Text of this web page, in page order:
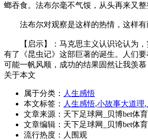
螂吞食。法布尔毫不气馁，从头再来又整
法布尔对观察是这样的热情，这样有
【启示】：马克思主义认识论认为，
有了《昆虫记》这部巨著的诞生。人们
可能一帆风顺，成功的结果固然让我羡
关于本文
属于分类： 人生感悟
本文标签： 人生感悟,小故事大道理,
文章来源：天下足球网_贝博bet体
文章编辑：天下足球网_贝博bet体
流行热度： 人围观